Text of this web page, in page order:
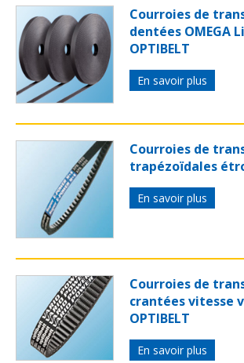
Courroies de
dentées OMEGA
OPTIBELT
En savoir plus
Courroies de
trapézoïdales
En savoir plus
Courroies de
crantées vitesse
OPTIBELT
En savoir plus